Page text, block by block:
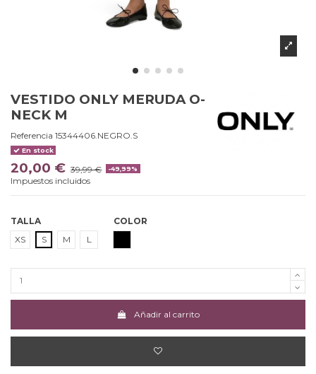
VESTIDO ONLY MERUDA O-
NECK M
Referencia 15344406.NEGRO.S
En stock
20,00 € 39,99 € -49,99%
Impuestos incluidos
TALLA
XS
S M L
COLOR
Añadir al carrito